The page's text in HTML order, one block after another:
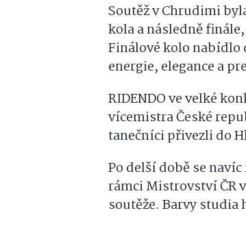
Soutěž v Chrudimi
kola a následně
Finálové kolo
energie, elegance a
RIDENDO ve velké
vícemistra České
tanečníci přivezli do
Po delší době se
rámci Mistrovství ČR
soutěže. Barvy studia